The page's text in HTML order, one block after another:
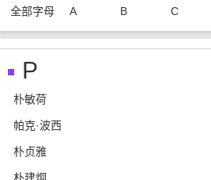
全部字母 A B C
P
朴敏荷
帕克·波西
朴贞雅
朴建炯